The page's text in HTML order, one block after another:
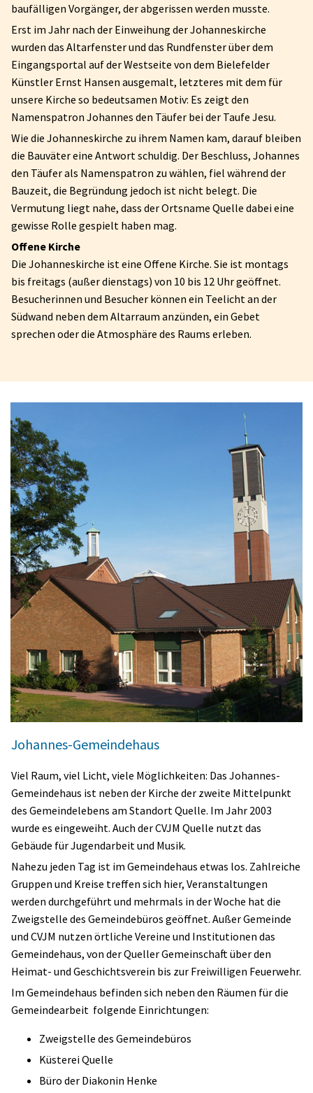
baufälligen Vorgänger, der abgerissen werden musste.
Erst im Jahr nach der Einweihung der Johanneskirche
wurden das Altarfenster und das Rundfenster über dem
Eingangsportal auf der Westseite von dem Bielefelder
Künstler Ernst Hansen ausgemalt, letzteres mit dem für
unsere Kirche so bedeutsamen Motiv: Es zeigt den
Namenspatron Johannes den Täufer bei der Taufe Jesu.
Wie die Johanneskirche zu ihrem Namen kam, darauf bleiben
die Bauväter eine Antwort schuldig. Der Beschluss, Johannes
den Täufer als Namenspatron zu wählen, fiel während der
Bauzeit, die Begründung jedoch ist nicht belegt. Die
Vermutung liegt nahe, dass der Ortsname Quelle dabei eine
gewisse Rolle gespielt haben mag.
Offene Kirche
Die Johanneskirche ist eine Offene Kirche. Sie ist montags
bis freitags (außer dienstags) von 10 bis 12 Uhr geöffnet.
Besucherinnen und Besucher können ein Teelicht an der
Südwand neben dem Altarraum anzünden, ein Gebet
sprechen oder die Atmosphäre des Raums erleben.
Johannes-Gemeindehaus
Viel Raum, viel Licht, viele Möglichkeiten: Das Johannes-
Gemeindehaus ist neben der Kirche der zweite Mittelpunkt
des Gemeindelebens am Standort Quelle. Im Jahr 2003
wurde es eingeweiht. Auch der CVJM Quelle nutzt das
Gebäude für Jugendarbeit und Musik.
Nahezu jeden Tag ist im Gemeindehaus etwas los. Zahlreiche
Gruppen und Kreise treffen sich hier, Veranstaltungen
werden durchgeführt und mehrmals in der Woche hat die
Zweigstelle des Gemeindebüros geöffnet. Außer Gemeinde
und CVJM nutzen örtliche Vereine und Institutionen das
Gemeindehaus, von der Queller Gemeinschaft über den
Heimat- und Geschichtsverein bis zur Freiwilligen Feuerwehr.
Im Gemeindehaus befinden sich neben den Räumen für die
Gemeindearbeit folgende Einrichtungen:
Zweigstelle des Gemeindebüros
Küsterei Quelle
Büro der Diakonin Henke